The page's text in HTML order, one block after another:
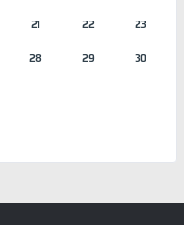
21 22 23
28 29 30